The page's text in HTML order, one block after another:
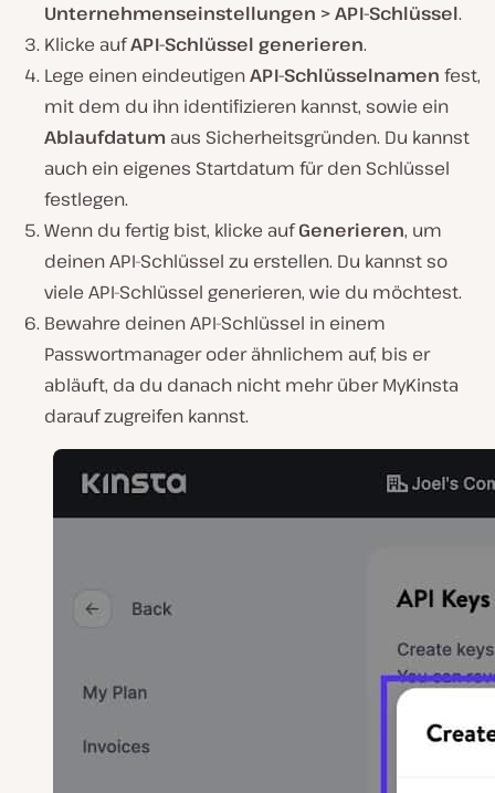
Unternehmenseinstellungen > API-Schlüssel.
Klicke aufAPI-Schlüssel generieren.
Lege einen eindeutigenAPI-Schlüsselnamen fest,
mit dem du ihn identifizieren kannst, sowie ein
Ablaufdatum aus Sicherheitsgründen. Du kannst
auch ein eigenes Startdatum für den Schlüssel
festlegen.
Wenn du fertig bist, klicke aufGenerieren, um
deinen API-Schlüssel zu erstellen. Du kannst so
viele API-Schlüssel generieren, wie du möchtest.
Bewahre deinen API-Schlüssel in einem
Passwortmanager oder ähnlichem auf, bis er
abläuft, da du danach nicht mehr über MyKinsta
darauf zugreifen kannst.